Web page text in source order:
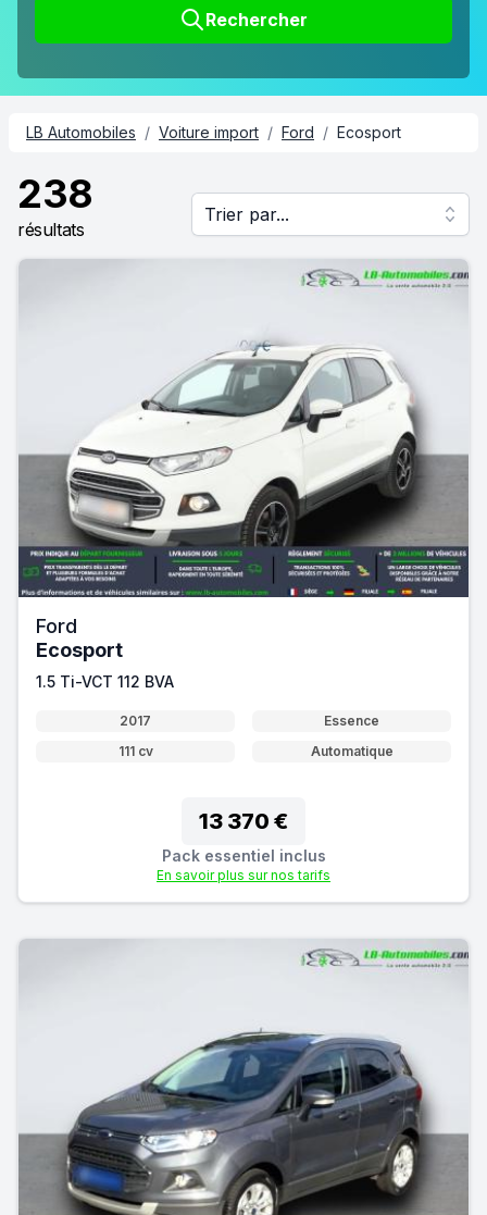
Rechercher
LB Automobiles / Voiture import / Ford / Ecosport
238
résultats
Trier par...
Ford
Ecosport
1.5 Ti-VCT 112 BVA
2017
Essence
111 cv
Automatique
13 370 €
Pack essentiel inclus
En savoir plus sur nos tarifs